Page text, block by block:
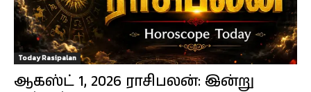
Today Rasipalan
ஆகஸ்ட் 1, 2026 ராசிபலன்: இன்று